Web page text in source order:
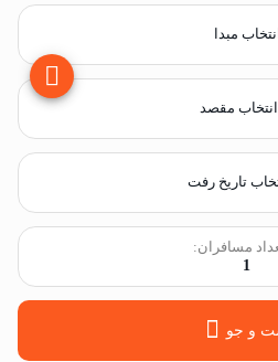
مبدا
انتخاب مقصد
مسافران:
1
و جو